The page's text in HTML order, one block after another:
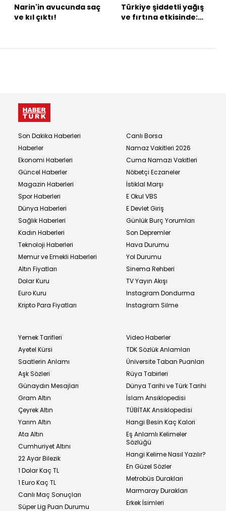
Narin'in avucunda saç
ve kıl çıktı!
Türkiye şiddetli yağış
ve fırtına etkisinde:
turladı
Son Dakika Haberleri
Haberler
Ekonomi Haberleri
Güncel Haberler
Magazin Haberleri
Spor Haberleri
Dünya Haberleri
Sağlık Haberleri
Kadın Haberleri
Teknoloji Haberleri
Memur ve Emekli Haberleri
Altın Fiyatları
Dolar Kuru
Euro Kuru
Kripto Para Fiyatları
Canlı Borsa
Namaz Vakitleri 2026
Cuma Namazı Vakitleri
Nöbetçi Eczaneler
İstiklal Marşı
E Okul VBS
E Devlet Giriş
Günlük Burç Yorumları
Son Depremler
Hava Durumu
Yol Durumu
Sinema Rehberi
TV Yayın Akışı
Instagram Dondurma
Instagram Silme
Yemek Tarifleri
Ayetel Kürsi
Saatlerin Anlamı
Aşk Sözleri
Günaydın Mesajları
Gram Altın
Çeyrek Altın
Yarım Altın
Ata Altın
Cumhuriyet Altını
22 Ayar Bilezik
1 Dolar Kaç TL
1 Euro Kaç TL
Canlı Maç Sonuçları
Süper Lig Puan Durumu
Video Haberler
TDK Sözlük Anlamları
Üniversite Taban Puanları
Rüya Tabirleri
Dünya Tarihi ve Türk Tarihi
İslam Ansiklopedisi
TÜBİTAK Ansiklopedisi
Hangi Besin Kaç Kalori
Eş Anlamlı Kelimeler
Sözlüğü
Hangi Kelime Nasıl Yazılır?
En Güzel Sözler
Metrobüs Durakları
Marmaray Durakları
Erkek İsimleri